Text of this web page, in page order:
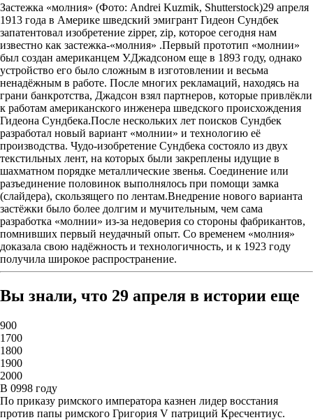
Застежка «молния» (Фото: Andrei Kuzmik, Shutterstock)29 апреля
1913 года в Америке шведский эмигрант Гидеон Сундбек
запатентовал изобретение zipper, zip, которое сегодня нам
известно как застежка-«молния» .Первый прототип «молнии»
был создан американцем У.Джадсоном еще в 1893 году, однако
устройство его было сложным в изготовлении и весьма
ненадёжным в работе. После многих рекламаций, находясь на
грани банкротства, Джадсон взял партнеров, которые привлёкли
к работам американского инженера шведского происхождения
Гидеона Сундбека.После нескольких лет поисков Сундбек
разработал новый вариант «молнии» и технологию её
производства. Чудо-изобретение Сундбека состояло из двух
текстильных лент, на которых были закреплены идущие в
шахматном порядке металлические звенья. Соединение или
разъединение половинок выполнялось при помощи замка
(слайдера), скользящего по лентам.Внедрение нового варианта
застёжки было более долгим и мучительным, чем сама
разработка «молнии» из-за недоверия со стороны фабрикантов,
помнивших первый неудачный опыт. Со временем «молния»
доказала свою надёжность и технологичность, и к 1923 году
получила широкое распространение.
Вы знали, что 29 апреля в истории еще
900
1700
1800
1900
2000
В 0998 году
По приказу римского императора казнен лидер восстания
против папы римского Григория V патриций Кресчентиус.